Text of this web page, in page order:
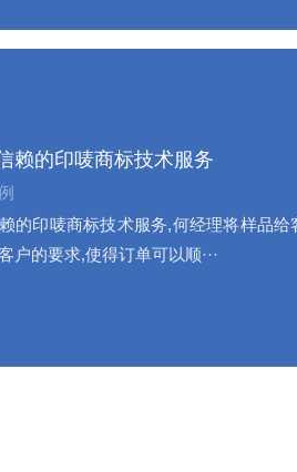
赖的印唛商标技术服务
的印唛商标技术服务,何经理将样品给
户的要求,使得订单可以顺···